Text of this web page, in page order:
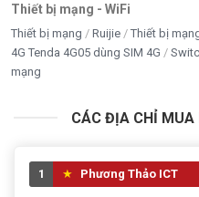
Thiết bị mạng - WiFi
Thiết bị mạng Ruijie Thiết bị
4G Tenda 4G05 dùng SIM 4G
mạng
CÁC ĐỊA CHỈ MUA
1 Phương Thảo ICT